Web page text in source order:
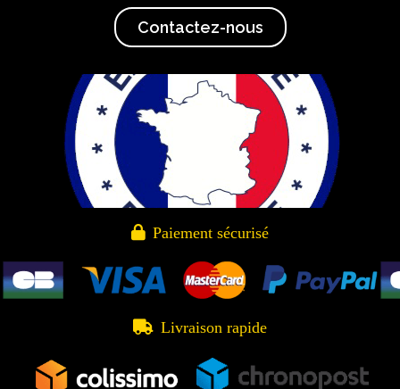
Contactez-nous
 Paiement sécurisé
 Livraison rapide